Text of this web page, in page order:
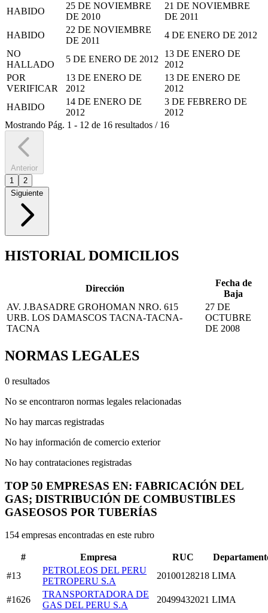
HABIDO
25 DE NOVIEMBRE
DE 2010
21 DE NOVIEMBRE
DE 2011
HABIDO
22 DE NOVIEMBRE
DE 2011
4 DE ENERO DE 2012
NO
HALLADO
5 DE ENERO DE 2012
13 DE ENERO DE
2012
POR
VERIFICAR
13 DE ENERO DE
2012
13 DE ENERO DE
2012
HABIDO
14 DE ENERO DE
2012
3 DE FEBRERO DE
2012
Mostrando Pág. 1 - 12 de 16 resultados / 16
Anterior
1
2
Siguiente
HISTORIAL DOMICILIOS
Dirección
Fecha de
Baja
AV. J.BASADRE GROHOMAN NRO. 615
URB. LOS DAMASCOS TACNA-TACNA-
TACNA
27 DE
OCTUBRE
DE 2008
NORMAS LEGALES
0 resultados
No se encontraron normas legales relacionadas
No hay marcas registradas
No hay información de comercio exterior
No hay contrataciones registradas
TOP 50 EMPRESAS EN: FABRICACIÓN DEL
GAS; DISTRIBUCIÓN DE COMBUSTIBLES
GASEOSOS POR TUBERÍAS
154 empresas encontradas en este rubro
# Empresa RUC
#13
PETROLEOS DEL PERU
PETROPERU S.A
20100128218 LIMA
#1626
TRANSPORTADORA DE
GAS DEL PERU S.A
20499432021 LIMA